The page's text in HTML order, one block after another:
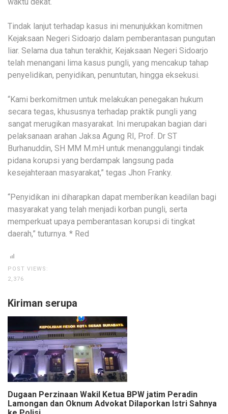
Tindak lanjut terhadap kasus ini menunjukkan komitmen
Kejaksaan Negeri Sidoarjo dalam pemberantasan pungutan
liar. Selama dua tahun terakhir, Kejaksaan Negeri Sidoarjo
telah menangani lima kasus pungli, yang mencakup tahap
penyelidikan, penyidikan, penuntutan, hingga eksekusi.
“Kami berkomitmen untuk melakukan penegakan hukum
secara tegas, khususnya terhadap praktik pungli yang
sangat merugikan masyarakat. Ini merupakan bagian dari
pelaksanaan arahan Jaksa Agung RI, Prof. Dr ST
Burhanuddin, SH MM M.mH untuk menanggulangi tindak
pidana korupsi yang berdampak langsung pada
kesejahteraan masyarakat,” tegas Jhon Franky.
“Penyidikan ini diharapkan dapat memberikan keadilan bagi
masyarakat yang telah menjadi korban pungli, serta
memperkuat upaya pemberantasan korupsi di tingkat
daerah,” tuturnya. * Red
POST VIEWS:
2,376
Kiriman serupa
Dugaan Perzinaan Wakil Ketua BPW jatim Peradin
Lamongan dan Oknum Advokat Dilaporkan Istri Sahnya